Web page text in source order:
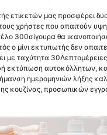
ετικετών μας προσφέρει
χρήστες που απαιτούν
300σίγουρα θα
ο μίνι εκτυπωτής δεν
με ταχύτητα 30Λεπτομέρειες:
εκτύπωση αυτοκόλλητων,
ημερομηνιών λήξης
κουζίνας, προσωπικών